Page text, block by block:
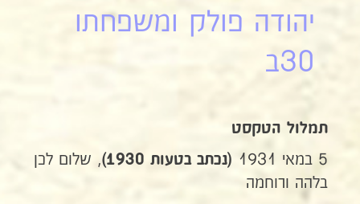
יהודה פולק ומשפחתו
30ב
תמלול הטקסט
5 במאי 1931 (נכתב בטעות 1930)
, שלום לכן
בלהה ורוחמה